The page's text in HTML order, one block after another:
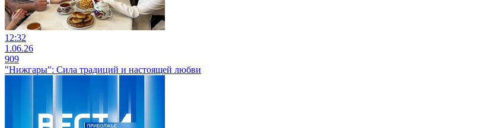
12:32
1.06.26
909
"Нижгары": Сила традиций и настоящей любви